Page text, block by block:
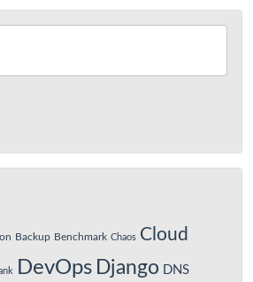
Backup Benchmark Chaos Cloud
DevOps Django DNS